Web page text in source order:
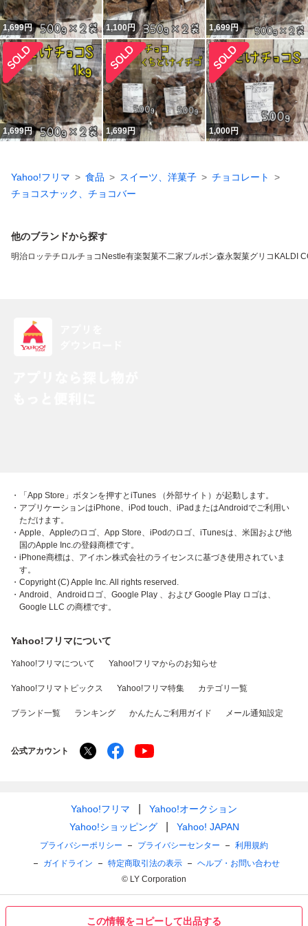
この情報をコピーして出品する
1,699円 1,100円 1,699円
1,699円 1,699円 1,000円
Yahoo!フリマ 食品 スイーツ、洋菓子
チョコレート
チョコスナック、チョコバー
他のブランドから探す
明治ロッテチロルチョコ Nestle有楽製菓不二家ブルボン森永製菓グリコ KALDI
・「App Store」ボタンを押すとiTunes （外部サイト）が起動します。
・アプリケーションはiPhone、iPod touch、iPadまたはAndroidでご利用い
ただけます。
・Apple、Appleのロゴ、App Store、iPodのロゴ、iTunesは、米国および他
国のApple Inc.の登録商標です。
・iPhone商標は、アイホン株式会社のライセンスに基づき使用されていま
す。
・Copyright (C) Apple Inc. All rights reserved.
・Android、Androidロゴ、Google Play 、および Google Play ロゴは、
Google LLC の商標です。
Yahoo!フリマについて
Yahoo!フリマについて Yahoo!フリマからのお知らせ
Yahoo!フリマトピックス Yahoo!フリマ特集 カテゴリ一覧
ブランド一覧 ランキング かんたんご利用ガイド メール通知設定
公式アカウント
Yahoo!フリマ
Yahoo!オークション
Yahoo!ショッピング
Yahoo! JAPAN
プライバシーポリシー プライバシーセンター
利用規約
ガイドライン
特定商取引法の表示
ヘルプ・お問い合わせ
© LY Corporation